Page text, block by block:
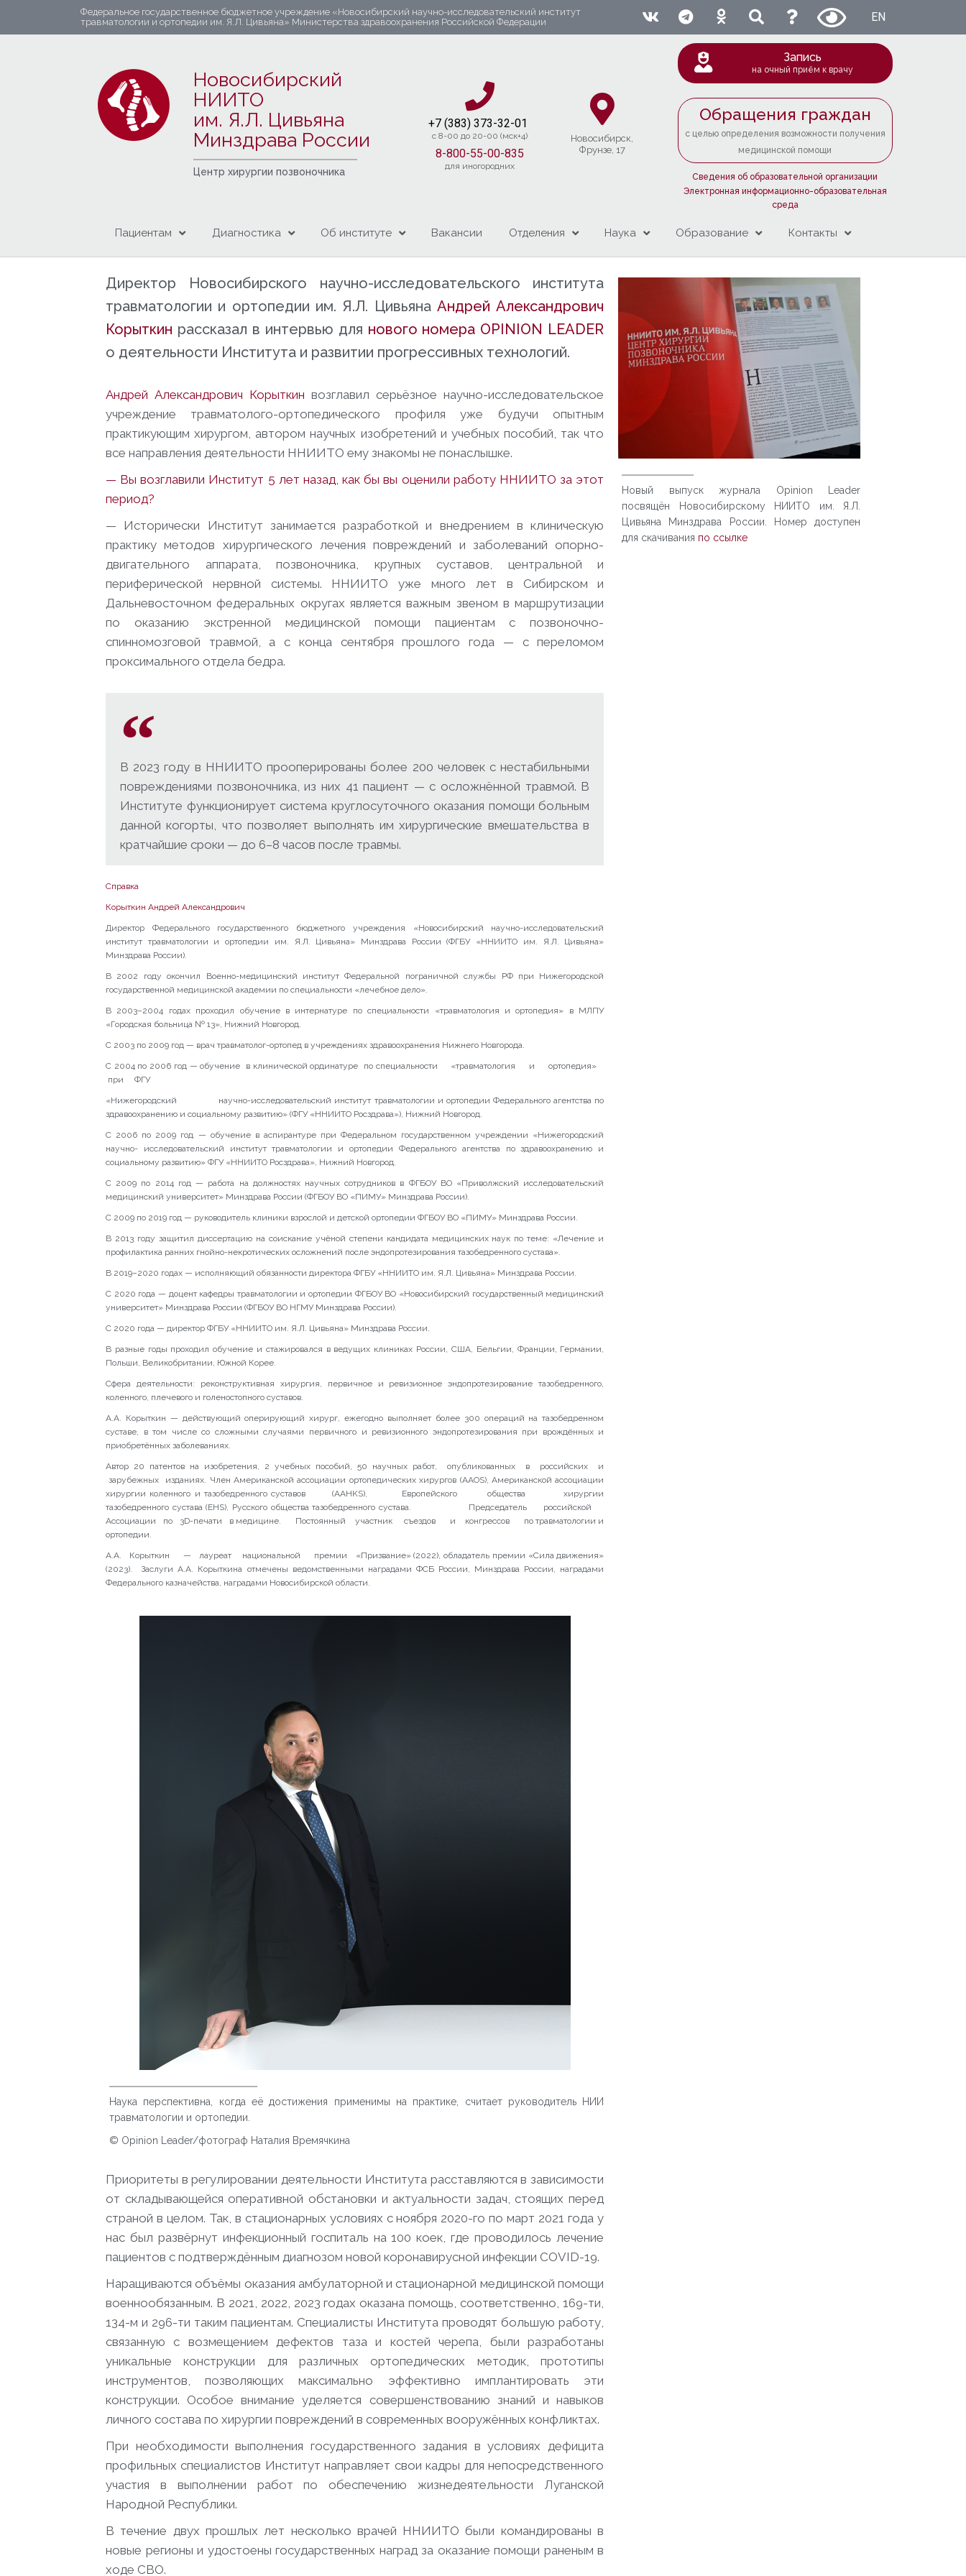
Федеральное государственное бюджетное учреждение «Новосибирский научно-исследовательский институт
травматологии и ортопедии им. Я.Л. Цивьяна» Министерства здравоохранения Российской Федерации
EN
Новосибирский
НИИТО
им. Я.Л. Цивьяна
Минздрава России
Центр хирургии позвоночника
+7 (383) 373-32-01​
c 8-00 до 20-00 (мск+4)
8-800-55-00-835
для иногородних
Новосибирcк,
Фрунзе, 17
Запись
на очный приём к врачу
Обращения граждан
с целью определения возможности получения
медицинской помощи
Сведения об образовательной организации
Электронная информационно-образовательная
среда
Пациентам Диагностика Об институте Вакансии Отделения Наука Образование Контакты
Директор Новосибирского научно-исследовательского института
травматологии и ортопедии им. Я.Л. Цивьяна Андрей Александрович
Корыткин рассказал в интервью для нового номера OPINION LEADER
о деятельности Института и развитии прогрессивных технологий.
Андрей Александрович Корыткин возглавил серьёзное научно-исследовательское
учреждение травматолого-ортопедического профиля уже будучи опытным
практикующим хирургом, автором научных изобретений и учебных пособий, так что
все направления деятельности ННИИТО ему знакомы не понаслышке.
— Вы возглавили Институт 5 лет назад, как бы вы оценили работу ННИИТО за этот
период?
— Исторически Институт занимается разработкой и внедрением в клиническую
практику методов хирургического лечения повреждений и заболеваний опорно-
двигательного аппарата, позвоночника, крупных суставов, центральной и
периферической нервной системы. ННИИТО уже много лет в Сибирском и
Дальневосточном федеральных округах является важным звеном в маршрутизации
по оказанию экстренной медицинской помощи пациентам с позвоночно-
спинномозговой травмой, а с конца сентября прошлого года — с переломом
проксимального отдела бедра.
В 2023 году в ННИИТО прооперированы более 200 человек с нестабильными
повреждениями позвоночника, из них 41 пациент — с осложнённой травмой. В
Институте функционирует система круглосуточного оказания помощи больным
данной когорты, что позволяет выполнять им хирургические вмешательства в
кратчайшие сроки — до 6–8 часов после травмы.
Справка
Корыткин Андрей Александрович
Директор Федерального государственного бюджетного учреждения «Новосибирский научно-исследовательский
институт травматологии и ортопедии им. Я.Л. Цивьяна» Минздрава России (ФГБУ «ННИИТО им. Я.Л. Цивьяна»
Минздрава России).
В 2002 году окончил Военно-медицинский институт Федеральной пограничной службы РФ при Нижегородской
государственной медицинской академии по специальности «лечебное дело».
В 2003–2004 годах проходил обучение в интернатуре по специальности «травматология и ортопедия» в МЛПУ
«Городская больница № 13», Нижний Новгород.
С 2003 по 2009 год — врач травматолог-ортопед в учреждениях здравоохранения Нижнего Новгорода.
С 2004 по 2006 год — обучение в клинической ординатуре по специальности «травматология и ортопедия»
при ФГУ
«Нижегородский научно-исследовательский институт травматологии и ортопедии Федерального агентства по
здравоохранению и социальному развитию» (ФГУ «ННИИТО Росздрава»), Нижний Новгород.
С 2006 по 2009 год — обучение в аспирантуре при Федеральном государственном учреждении «Нижегородский
научно- исследовательский институт травматологии и ортопедии Федерального агентства по здравоохранению и
социальному развитию» ФГУ «ННИИТО Росздрава», Нижний Новгород.
С 2009 по 2014 год — работа на должностях научных сотрудников в ФГБОУ ВО «Приволжский исследовательский
медицинский университет» Минздрава России (ФГБОУ ВО «ПИМУ» Минздрава России).
С 2009 по 2019 год — руководитель клиники взрослой и детской ортопедии ФГБОУ ВО «ПИМУ» Минздрава России.
В 2013 году защитил диссертацию на соискание учёной степени кандидата медицинских наук по теме: «Лечение и
профилактика ранних гнойно-некротических осложнений после эндопротезирования тазобедренного сустава».
В 2019–2020 годах — исполняющий обязанности директора ФГБУ «ННИИТО им. Я.Л. Цивьяна» Минздрава России.
C 2020 года — доцент кафедры травматологии и ортопедии ФГБОУ ВО «Новосибирский государственный медицинский
университет» Минздрава России (ФГБОУ ВО НГМУ Минздрава России).
С 2020 года — директор ФГБУ «ННИИТО им. Я.Л. Цивьяна» Минздрава России.
В разные годы проходил обучение и стажировался в ведущих клиниках России, США, Бельгии, Франции, Германии,
Польши, Великобритании, Южной Корее.
Сфера деятельности: реконструктивная хирургия, первичное и ревизионное эндопротезирование тазобедренного,
коленного, плечевого и голеностопного суставов.
А.А. Корыткин — действующий оперирующий хирург, ежегодно выполняет более 300 операций на тазобедренном
суставе, в том числе со сложными случаями первичного и ревизионного эндопротезирования при врождённых и
приобретённых заболеваниях.
Автор 20 патентов на изобретения, 2 учебных пособий, 50 научных работ, опубликованных в российских и
зарубежных изданиях. Член Американской ассоциации ортопедических хирургов (AAOS), Американской ассоциации
хирургии коленного и тазобедренного суставов (AAHKS), Европейского общества хирургии
тазобедренного сустава (EHS), Русского общества тазобедренного сустава. Председатель российской
Ассоциации по 3D-печати в медицине. Постоянный участник съездов и конгрессов по травматологии и
ортопедии.
А.А. Корыткин — лауреат национальной премии «Призвание» (2022), обладатель премии «Сила движения»
(2023). Заслуги А.А. Корыткина отмечены ведомственными наградами ФСБ России, Минздрава России, наградами
Федерального казначейства, наградами Новосибирской области.
Наука перспективна, когда её достижения применимы на практике, считает руководитель НИИ
травматологии и ортопедии.
© Opinion Leader/фотограф Наталия Времячкина
Приоритеты в регулировании деятельности Института расставляются в зависимости
от складывающейся оперативной обстановки и актуальности задач, стоящих перед
страной в целом. Так, в стационарных условиях с ноября 2020-го по март 2021 года у
нас был развёрнут инфекционный госпиталь на 100 коек, где проводилось лечение
пациентов с подтверждённым диагнозом новой коронавирусной инфекции COVID-19.
Наращиваются объёмы оказания амбулаторной и стационарной медицинской помощи
военнообязанным. В 2021, 2022, 2023 годах оказана помощь, соответственно, 169-ти,
134-м и 296-ти таким пациентам. Специалисты Института проводят большую работу,
связанную с возмещением дефектов таза и костей черепа, были разработаны
уникальные конструкции для различных ортопедических методик, прототипы
инструментов, позволяющих максимально эффективно имплантировать эти
конструкции. Особое внимание уделяется совершенствованию знаний и навыков
личного состава по хирургии повреждений в современных вооружённых конфликтах.
При необходимости выполнения государственного задания в условиях дефицита
профильных специалистов Институт направляет свои кадры для непосредственного
участия в выполнении работ по обеспечению жизнедеятельности Луганской
Народной Республики.
В течение двух прошлых лет несколько врачей ННИИТО были командированы в
новые регионы и удостоены государственных наград за оказание помощи раненым в
ходе СВО.
Новый выпуск журнала Opinion Leader
посвящён Новосибирскому НИИТО им. Я.Л.
Цивьяна Минздрава России. Номер доступен
для скачивания по ссылке